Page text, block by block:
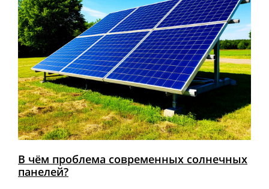
В чём проблема современных солнечных
панелей?